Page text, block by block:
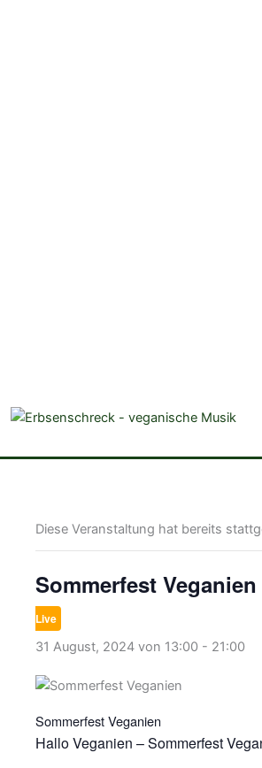
Diese Veranstaltung hat bereits
Sommerfest Veganien
Live
31 August, 2024 von 13:00 - 21:00
Sommerfest Veganien
Hallo Veganien – Sommerfest